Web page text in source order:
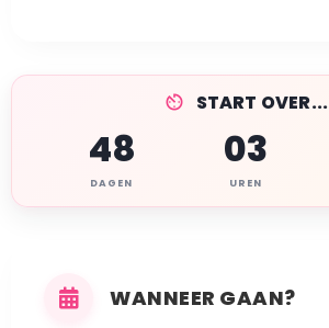
START OVER...
48
DAGEN
03
UREN
WANNEER GAAN?